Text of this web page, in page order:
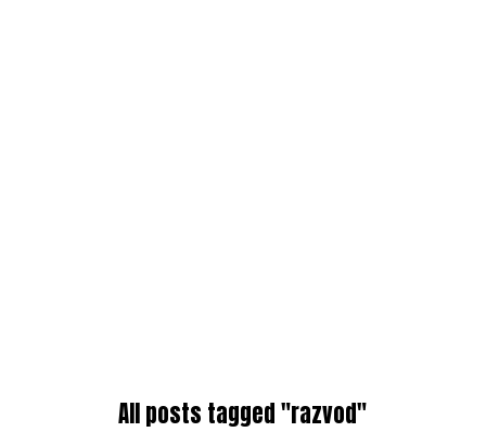
All posts tagged "razvod"